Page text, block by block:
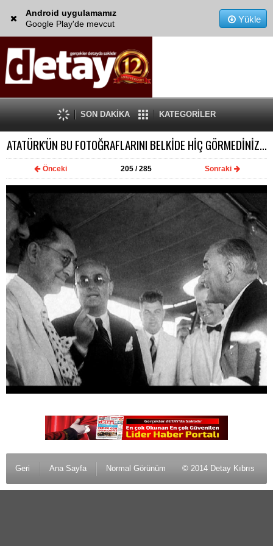
Android uygulamamız
Google Play'de mevcut
Yükle
SON DAKİKA KATEGORİLER
ATATÜRK'ÜN BU FOTOĞRAFLARINI BELKİDE HİÇ GÖRMEDİNİZ...
Önceki 205 / 285 Sonraki
Geri Ana Sayfa Normal Görünüm © 2014 Detay Kıbrıs